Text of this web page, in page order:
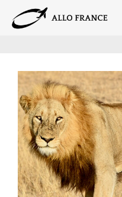
contenu